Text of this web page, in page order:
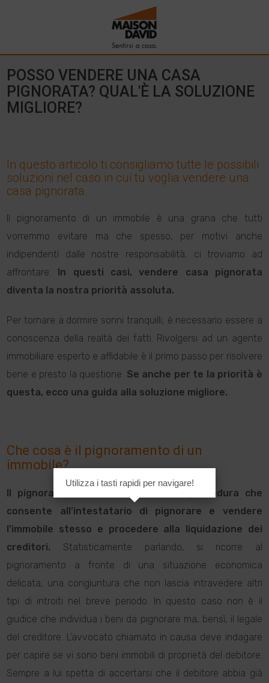
POSSO VENDERE UNA CASA
PIGNORATA? QUAL'È LA SOLUZIONE
MIGLIORE?
In questo articolo ti consigliamo tutte le possibili
soluzioni nel caso in cui tu voglia vendere una
casa pignorata.
Il pignoramento di un immobile è una grana che tutti
vorremmo evitare ma che spesso, per motivi anche
indipendenti dalle nostre responsabilità, ci troviamo ad
affrontare. In questi casi, vendere casa pignorata
diventa la nostra priorità assoluta.
Per tornare a dormire sonni tranquilli, è necessario essere a
conoscenza della realtà dei fatti. Rivolgersi ad un agente
immobiliare esperto e affidabile è il primo passo per risolvere
bene e presto la questione. Se anche per te la priorità è
questa, ecco una guida alla soluzione migliore.
Che cosa è il pignoramento di un
immobile?
Il pignoramento immobiliare è una procedura che
consente all’intestatario di pignorare e vendere
l’immobile stesso e procedere alla liquidazione dei
creditori. Statisticamente parlando, si ricorre al
pignoramento a fronte di una situazione economica
delicata, una congiuntura che non lascia intravedere altri
tipi di introiti nel breve periodo. In questo caso non è il
giudice che individua i beni da pignorare ma, bensì, il legale
del creditore. L’avvocato chiamato in causa deve indagare
per capire se vi sono beni immobili di proprietà del debitore.
Sempre a lui spetta di accertarsi che il debitore abbia già
Utilizza i tasti rapidi per navigare!